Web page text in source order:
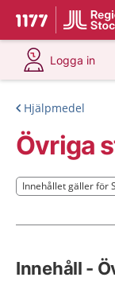
Till startsidan
Du har
Logga in
på 1177.se
Hjälpmedel
Övriga
Innehållet gäller för
Innehållet gäller för
Innehåll -